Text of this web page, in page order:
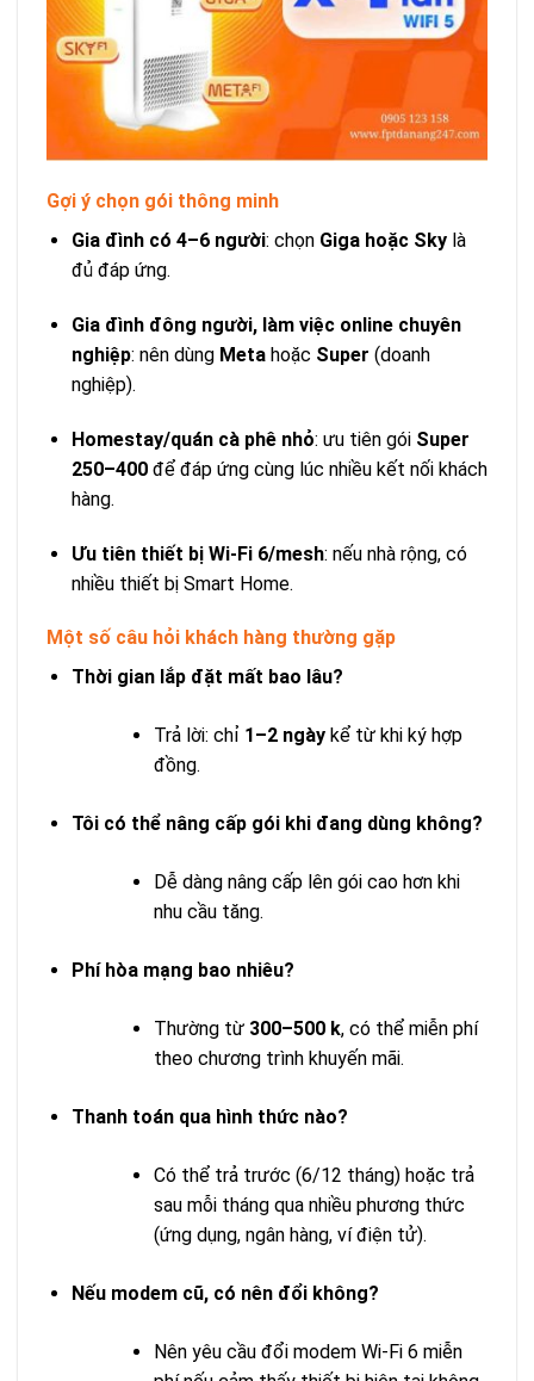
Gợi ý chọn gói thông minh
Gia đình có 4–6 người: chọn Giga hoặc Skylà
đủ đáp ứng.
Gia đình đông người, làm việc online chuyên
nghiệp: nên dùng Metahoặc Super (doanh
nghiệp).
Homestay/quán cà phê nhỏ: ưu tiên gói Super
250–400để đáp ứng cùng lúc nhiều kết nối khách
hàng.
Ưu tiên thiết bị Wi‑Fi 6/mesh: nếu nhà rộng, có
nhiều thiết bị Smart Home.
Một số câu hỏi khách hàng thường gặp
Thời gian lắp đặt mất bao lâu?
Trả lời: chỉ 1–2 ngàykể từ khi ký hợp
đồng.
Tôi có thể nâng cấp gói khi đang dùng không?
Dễ dàng nâng cấp lên gói cao hơn khi
nhu cầu tăng.
Phí hòa mạng bao nhiêu?
Thường từ 300–500 k, có thể miễn phí
theo chương trình khuyến mãi.
Thanh toán qua hình thức nào?
Có thể trả trước (6/12 tháng) hoặc trả
sau mỗi tháng qua nhiều phương thức
(ứng dụng, ngân hàng, ví điện tử).
Nếu modem cũ, có nên đổi không?
Nên yêu cầu đổi modem Wi‑Fi 6 miễn